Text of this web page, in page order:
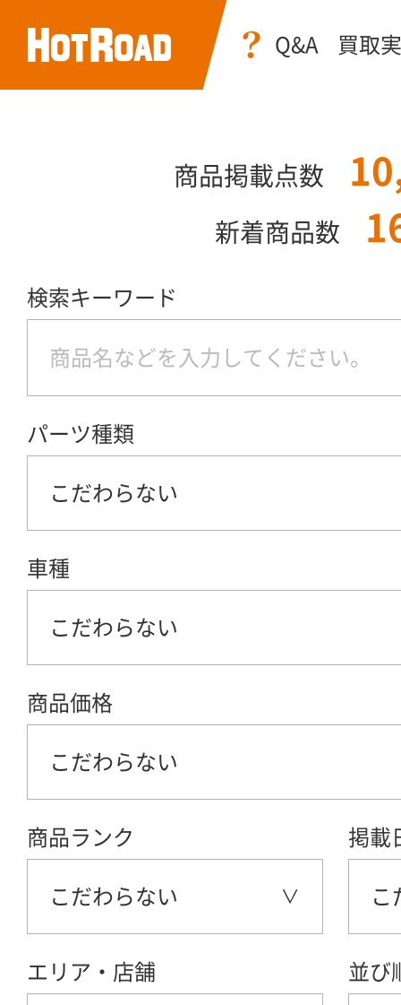
Q&A 買取
商品掲載点数
新着商品数
検索キーワード
パーツ種類
こだわらない
車種
こだわらない
商品価格
こだわらない
商品ランク
こだわらない
掲載
こ
エリア・店舗 並び